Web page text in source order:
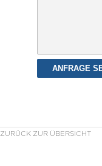
ZURÜCK ZUR ÜBERSICHT